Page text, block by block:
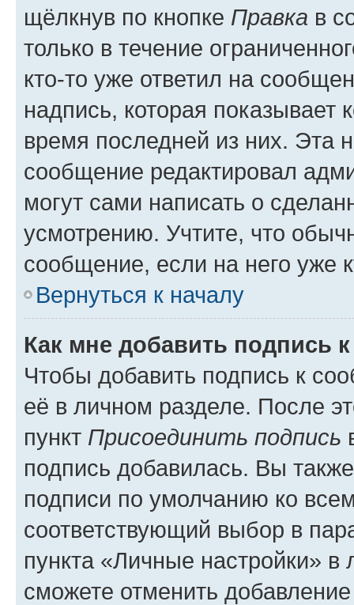
щёлкнув по кнопке Правка в
только в течение
кто-то уже ответил на
надпись, которая показывает
время последней из них. Эта
сообщение редактировал
могут сами написать о
усмотрению. Учтите, что
сообщение, если на него уже
Вернуться к началу
Как мне добавить подпись
Чтобы добавить подпись к
её в личном разделе. После
пункт Присоединить подпись
подпись добавилась. Вы
подписи по умолчанию ко
соответствующий выбор в
пункта «Личные настройки»
сможете отменить